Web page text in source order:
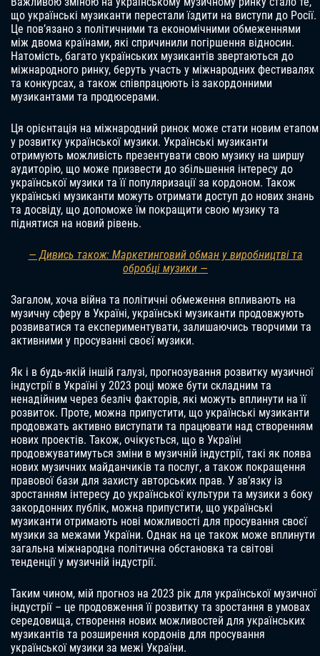
що українські музиканти перестали їздити на виступи до Росії.
Це пов’язано з політичними та економічними обмеженнями
між двома країнами, які спричинили погіршення відносин.
Натомість, багато українських музикантів звертаються до
міжнародного ринку, беруть участь у міжнародних фестивалях
та конкурсах, а також співпрацюють із закордонними
музикантами та продюсерами.
Ця орієнтація на міжнародний ринок може стати новим етапом
у розвитку української музики. Українські музиканти
отримують можливість презентувати свою музику на ширшу
аудиторію, що може призвести до збільшення інтересу до
української музики та її популяризації за кордоном. Також
українські музиканти можуть отримати доступ до нових знань
та досвіду, що допоможе їм покращити свою музику та
піднятися на новий рівень.
— Дивись також: Маркетинговий обман у виробництві та
обробці музики —
Загалом, хоча війна та політичні обмеження впливають на
музичну сферу в Україні, українські музиканти продовжують
розвиватися та експериментувати, залишаючись творчими та
активними у просуванні своєї музики.
Як і в будь-якій іншій галузі, прогнозування розвитку музичної
індустрії в Україні у 2023 році може бути складним та
ненадійним через безліч факторів, які можуть вплинути на її
розвиток. Проте, можна припустити, що українські музиканти
продовжать активно виступати та працювати над створенням
нових проектів. Також, очікується, що в Україні
продовжуватимуться зміни в музичній індустрії, такі як поява
нових музичних майданчиків та послуг, а також покращення
правової бази для захисту авторських прав. У зв’язку із
зростанням інтересу до української культури та музики з боку
закордонних публік, можна припустити, що українські
музиканти отримають нові можливості для просування своєї
музики за межами України. Однак на це також може вплинути
загальна міжнародна політична обстановка та світові
тенденції у музичній індустрії.
Таким чином, мій прогноз на 2023 рік для української музичної
індустрії – це продовження її розвитку та зростання в умовах
середовища, створення нових можливостей для українських
музикантів та розширення кордонів для просування
української музики за межі України.